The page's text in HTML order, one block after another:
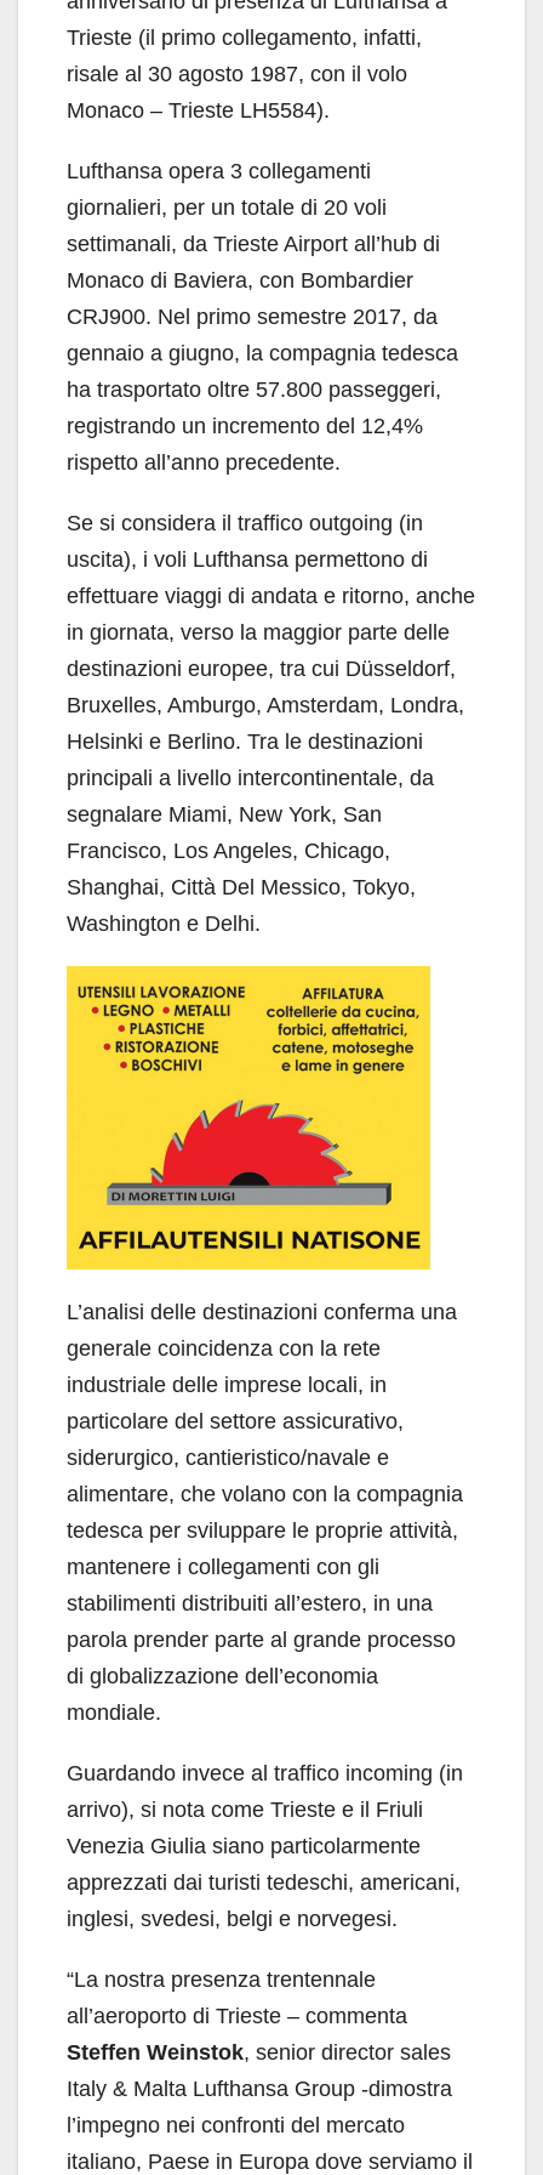
Trieste (il primo collegamento, infatti,
risale al 30 agosto 1987, con il volo
Monaco – Trieste LH5584).
Lufthansa opera 3 collegamenti
giornalieri, per un totale di 20 voli
settimanali, da Trieste Airport all’hub di
Monaco di Baviera, con Bombardier
CRJ900. Nel primo semestre 2017, da
gennaio a giugno, la compagnia tedesca
ha trasportato oltre 57.800 passeggeri,
registrando un incremento del 12,4%
rispetto all’anno precedente.
Se si considera il traffico outgoing (in
uscita), i voli Lufthansa permettono di
effettuare viaggi di andata e ritorno, anche
in giornata, verso la maggior parte delle
destinazioni europee, tra cui Düsseldorf,
Bruxelles, Amburgo, Amsterdam, Londra,
Helsinki e Berlino. Tra le destinazioni
principali a livello intercontinentale, da
segnalare Miami, New York, San
Francisco, Los Angeles, Chicago,
Shanghai, Città Del Messico, Tokyo,
Washington e Delhi.
L’analisi delle destinazioni conferma una
generale coincidenza con la rete
industriale delle imprese locali, in
particolare del settore assicurativo,
siderurgico, cantieristico/navale e
alimentare, che volano con la compagnia
tedesca per sviluppare le proprie attività,
mantenere i collegamenti con gli
stabilimenti distribuiti all’estero, in una
parola prender parte al grande processo
di globalizzazione dell’economia
mondiale.
Guardando invece al traffico incoming (in
arrivo), si nota come Trieste e il Friuli
Venezia Giulia siano particolarmente
apprezzati dai turisti tedeschi, americani,
inglesi, svedesi, belgi e norvegesi.
“La nostra presenza trentennale
all’aeroporto di Trieste – commenta
Steffen Weinstok, senior director sales
Italy & Malta Lufthansa Group -dimostra
l’impegno nei confronti del mercato
italiano, Paese in Europa dove serviamo il